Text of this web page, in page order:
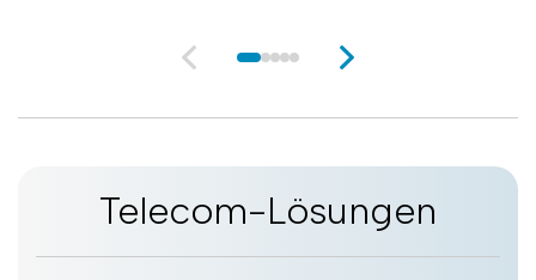
Telecom-Lösungen